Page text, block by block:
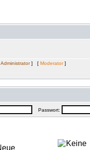
Administrator] [ Moderator]
Passwort: